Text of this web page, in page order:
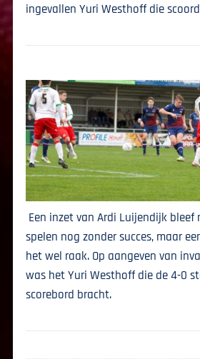
ingevallen Yuri Westhoff die
Een inzet van Ardi Luijendijk bleef
spelen nog zonder succes, maar
het wel raak. Op aangeven van
was het Yuri Westhoff die de 4-0
scorebord bracht.